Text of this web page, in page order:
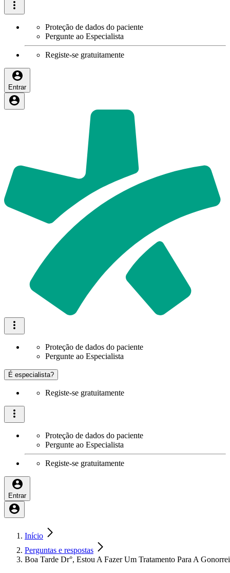
Proteção de dados do paciente
Pergunte ao Especialista
Registe-se gratuitamente
Entrar
Proteção de dados do paciente
Pergunte ao Especialista
É especialista?
Registe-se gratuitamente
Proteção de dados do paciente
Pergunte ao Especialista
Registe-se gratuitamente
Entrar
Início
Perguntas e respostas
Boa Tarde Dr°, Estou A Fazer Um Tratamento Para A